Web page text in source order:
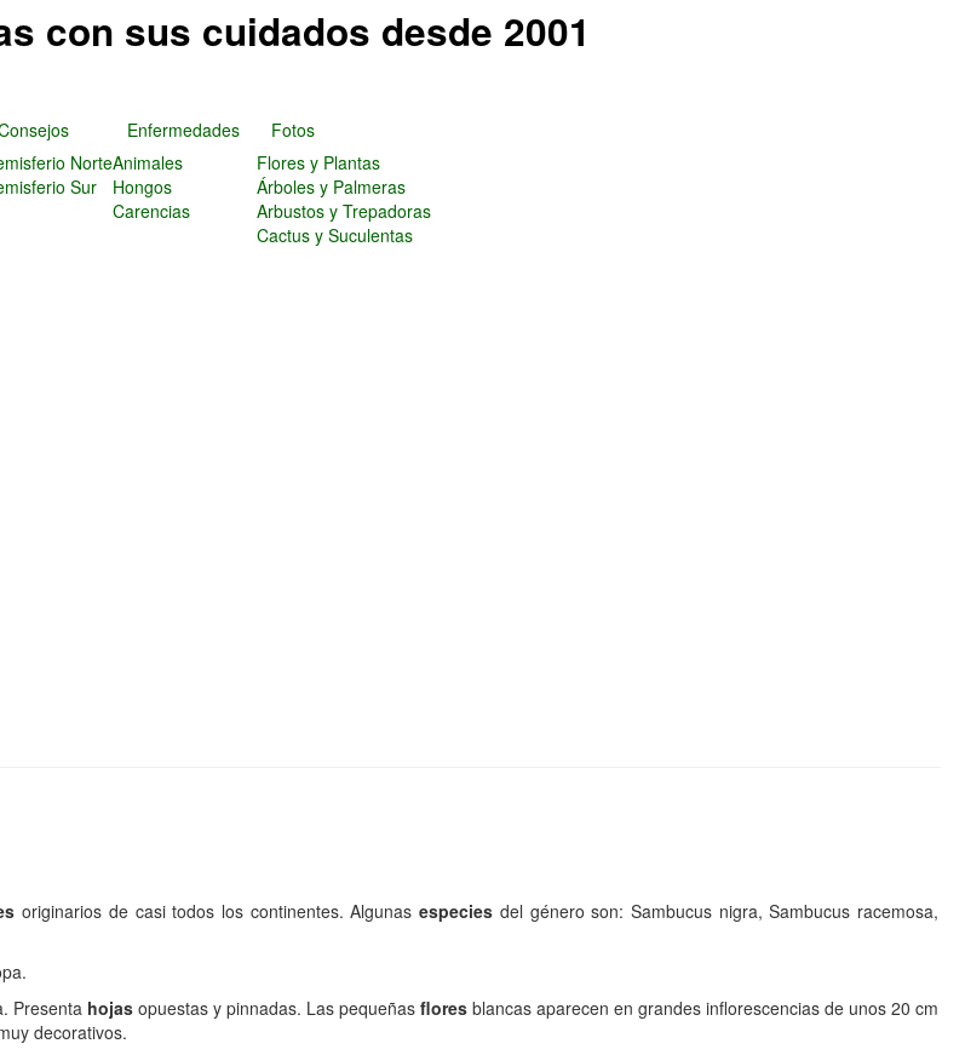
con sus cuidados desde 2001
Norte
Sur
Enfermedades
Animales
Hongos
Carencias
Fotos
Flores y Plantas
Árboles y Palmeras
Arbustos y Trepadoras
Cactus y Suculentas
originarios de casi todos los continentes. Algunasespecies del género son: Sambucus nigra, Sambucus racemosa,
Presenta hojas opuestas y pinnadas. Las pequeñas flores blancas aparecen en grandes inflorescencias de unos 20 cm
decorativos.